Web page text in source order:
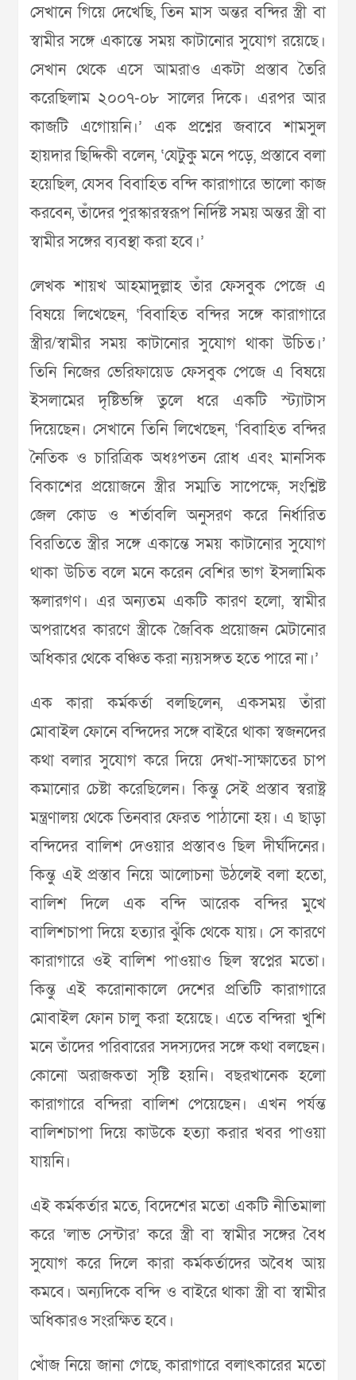
সেখানে গিয়ে দেখেছি, তিন মাস অন্তর বন্দির স্ত্রী বা
স্বামীর সঙ্গে একান্তে সময় কাটানোর সুযোগ রয়েছে।
সেখান থেকে এসে আমরাও একটা প্রস্তাব তৈরি
করেছিলাম ২০০৭-০৮ সালের দিকে। এরপর আর
কাজটি এগোয়নি।’ এক প্রশ্নের জবাবে শামসুল
হায়দার ছিদ্দিকী বলেন, ‘যেটুকু মনে পড়ে, প্রস্তাবে বলা
হয়েছিল, যেসব বিবাহিত বন্দি কারাগারে ভালো কাজ
করবেন, তাঁদের পুরস্কারস্বরূপ নির্দিষ্ট সময় অন্তর স্ত্রী বা
স্বামীর সঙ্গের ব্যবস্থা করা হবে।’
লেখক শায়খ আহমাদুল্লাহ তাঁর ফেসবুক পেজে এ
বিষয়ে লিখেছেন, ‘বিবাহিত বন্দির সঙ্গে কারাগারে
স্ত্রীর/স্বামীর সময় কাটানোর সুযোগ থাকা উচিত।’
তিনি নিজের ভেরিফায়েড ফেসবুক পেজে এ বিষয়ে
ইসলামের দৃষ্টিভঙ্গি তুলে ধরে একটি স্ট্যাটাস
দিয়েছেন। সেখানে তিনি লিখেছেন, ‘বিবাহিত বন্দির
নৈতিক ও চারিত্রিক অধঃপতন রোধ এবং মানসিক
বিকাশের প্রয়োজনে স্ত্রীর সম্মতি সাপেক্ষে, সংশ্লিষ্ট
জেল কোড ও শর্তাবলি অনুসরণ করে নির্ধারিত
বিরতিতে স্ত্রীর সঙ্গে একান্তে সময় কাটানোর সুযোগ
থাকা উচিত বলে মনে করেন বেশির ভাগ ইসলামিক
স্কলারগণ। এর অন্যতম একটি কারণ হলো, স্বামীর
অপরাধের কারণে স্ত্রীকে জৈবিক প্রয়োজন মেটানোর
অধিকার থেকে বঞ্চিত করা ন্যয়সঙ্গত হতে পারে না।’
এক কারা কর্মকর্তা বলছিলেন, একসময় তাঁরা
মোবাইল ফোনে বন্দিদের সঙ্গে বাইরে থাকা স্বজনদের
কথা বলার সুযোগ করে দিয়ে দেখা-সাক্ষাতের চাপ
কমানোর চেষ্টা করেছিলেন। কিন্তু সেই প্রস্তাব স্বরাষ্ট্র
মন্ত্রণালয় থেকে তিনবার ফেরত পাঠানো হয়। এ ছাড়া
বন্দিদের বালিশ দেওয়ার প্রস্তাবও ছিল দীর্ঘদিনের।
কিন্তু এই প্রস্তাব নিয়ে আলোচনা উঠলেই বলা হতো,
বালিশ দিলে এক বন্দি আরেক বন্দির মুখে
বালিশচাপা দিয়ে হত্যার ঝুঁকি থেকে যায়। সে কারণে
কারাগারে ওই বালিশ পাওয়াও ছিল স্বপ্নের মতো।
কিন্তু এই করোনাকালে দেশের প্রতিটি কারাগারে
মোবাইল ফোন চালু করা হয়েছে। এতে বন্দিরা খুশি
মনে তাঁদের পরিবারের সদস্যদের সঙ্গে কথা বলছেন।
কোনো অরাজকতা সৃষ্টি হয়নি। বছরখানেক হলো
কারাগারে বন্দিরা বালিশ পেয়েছেন। এখন পর্যন্ত
বালিশচাপা দিয়ে কাউকে হত্যা করার খবর পাওয়া
যায়নি।
এই কর্মকর্তার মতে, বিদেশের মতো একটি নীতিমালা
করে ‘লাভ সেন্টার’ করে স্ত্রী বা স্বামীর সঙ্গের বৈধ
সুযোগ করে দিলে কারা কর্মকর্তাদের অবৈধ আয়
কমবে। অন্যদিকে বন্দি ও বাইরে থাকা স্ত্রী বা স্বামীর
অধিকারও সংরক্ষিত হবে।
খোঁজ নিয়ে জানা গেছে, কারাগারে বলাৎকারের মতো